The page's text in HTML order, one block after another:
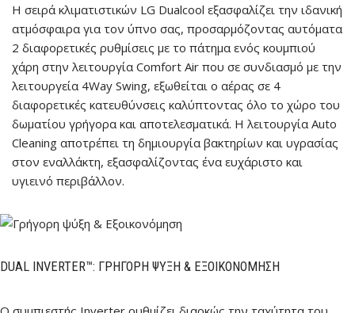
Η σειρά κλιματιστικών LG Dualcool εξασφαλίζει την ιδανική
ατμόσφαιρα για τον ύπνο σας, προσαρμόζοντας αυτόματα
2 διαφορετικές ρυθμίσεις με το πάτημα ενός κουμπιού
χάρη στην λειτουργία Comfort Air που σε συνδιασμό με την
λειτουργεία 4Way Swing, εξωθείται ο αέρας σε 4
διαφορετικές κατευθύνσεις καλύπτοντας όλο το χώρο του
δωματίου γρήγορα και αποτελεσματικά. Η λειτουργία Auto
Cleaning αποτρέπει τη δημιουργία βακτηρίων και υγρασίας
στον εναλλάκτη, εξασφαλίζοντας ένα ευχάριστο και
υγιεινό περιβάλλον.
DUAL INVERTER™: ΓΡΉΓΟΡΗ ΨΎΞΗ & ΕΞΟΙΚΟΝΌΜΗΣΗ